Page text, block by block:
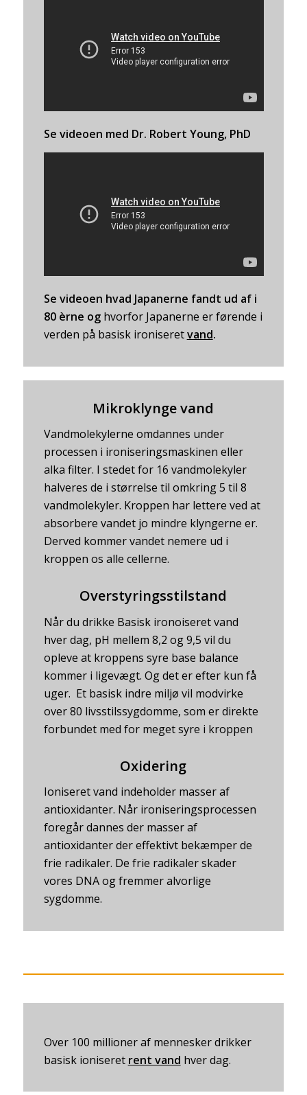
Se videoen med Dr. Robert Young, PhD
Se videoen hvad Japanerne fandt ud af i
80 èrne og hvorfor Japanerne er førende i
verden på basisk ironiseret vand.
Mikroklynge vand
Vandmolekylerne omdannes under
processen i ironiseringsmaskinen eller
alka filter. I stedet for 16 vandmolekyler
halveres de i størrelse til omkring 5 til 8
vandmolekyler. Kroppen har lettere ved at
absorbere vandet jo mindre klyngerne er.
Derved kommer vandet nemere ud i
kroppen os alle cellerne.
Overstyringsstilstand
Når du drikke Basisk ironoiseret vand
hver dag, pH mellem 8,2 og 9,5 vil du
opleve at kroppens syre base balance
kommer i ligevægt. Og det er efter kun få
uger. Et basisk indre miljø vil modvirke
over 80 livsstilssygdomme, som er direkte
forbundet med for meget syre i kroppen
Oxidering
Ioniseret vand indeholder masser af
antioxidanter. Når ironiseringsprocessen
foregår dannes der masser af
antioxidanter der effektivt bekæmper de
frie radikaler. De frie radikaler skader
vores DNA og fremmer alvorlige
sygdomme.
Over 100 millioner af mennesker drikker
basisk ioniseret rent vand hver dag.